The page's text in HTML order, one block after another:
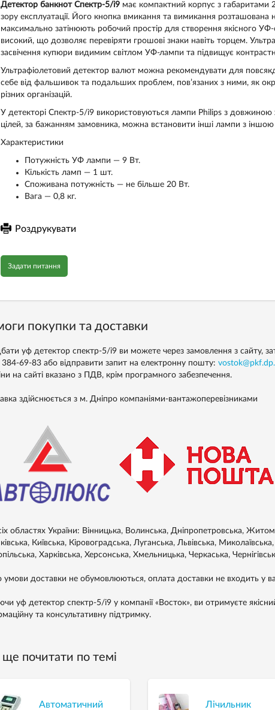
Детектор банкнот Спектр-5/і9має компактний корпус з
зору експлуатації. Його кнопка вмикання та вимикання розташована
максимально затінюють робочий простір для створення якісного УФ-
високий, що дозволяє перевіряти грошові знаки навіть торцем.
засвічення купюри видимим світлом УФ-лампи та підвищує
Ультрафіолетовий детектор валют можна рекомендувати для
себе від фальшивок та подальших проблем, пов’язаних з ними, як
різних організацій.
У детекторі Спектр-5/і9 використовуються лампи Philips з довжиною
цілей, за бажанням замовника, можна встановити інші лампи з
Характеристики
Потужність УФ лампи — 9 Вт.
Кількість ламп — 1 шт.
Споживана потужність — не більше 20 Вт.
Вага — 0,8 кг.
Роздрукувати
Задати питання
покупки та доставки
уф детектор спектр-5/і9 ви можете через замовлення з сайту,
69-83 або відправити запит на електронну пошту:
на сайті вказано з ПДВ, крім програмного забезпечення.
здійснюється з м. Дніпро компаніями-вантажоперевізниками
областях України: Вінницька, Волинська, Дніпропетровська,
Київська, Кіровоградська, Луганська, Львівська,
Харківська, Херсонська, Хмельницька, Черкаська,
доставки не обумовлюються, оплата доставки не входить у
уф детектор спектр-5/і9 у компанії «Восток», ви отримуєте
та консультативну підтримку.
почитати по темі
Автоматичний
Лічильник